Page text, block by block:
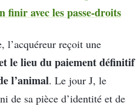
finir avec les passe-droits
l’acquéreur reçoit une
le lieu du paiement définitif
l’animal. Le jour J, le
de sa pièce d’identité et de